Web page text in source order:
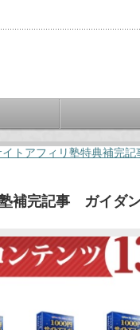
トアフィリ塾特典補完記
補完記事 ガイダ